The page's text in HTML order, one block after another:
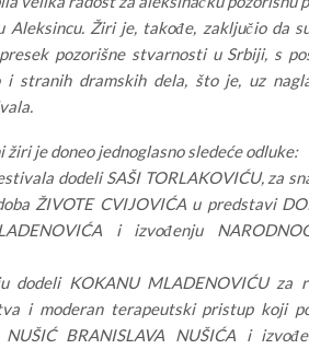
Žiri je, takođe, zaključio da
pozorišne stvarnosti u Srbiji, s
i stranih dramskih dela, što je, uz
žiri je doneo jednoglasno sledeće odluke:
dodeli SAŠI TORLAKOVIĆU, za
ŽIVOTE CVIJOVIĆA u predstavi
i izvođenju
dodeli KOKANU MLADENOVIĆU za
i moderan terapeutski pristup koji
BRANISLAVA NUŠIĆA i